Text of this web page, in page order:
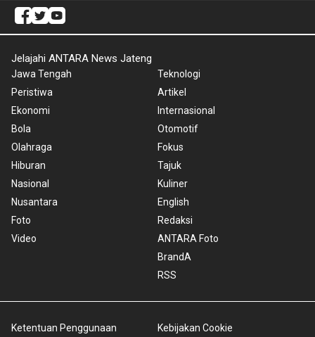
Jelajahi ANTARA News Jateng
Jawa Tengah
Peristiwa
Ekonomi
Bola
Olahraga
Hiburan
Nasional
Nusantara
Foto
Video
Teknologi
Artikel
Internasional
Otomotif
Fokus
Tajuk
Kuliner
English
Redaksi
ANTARA Foto
BrandA
RSS
Ketentuan Penggunaan Kebijakan Cookie